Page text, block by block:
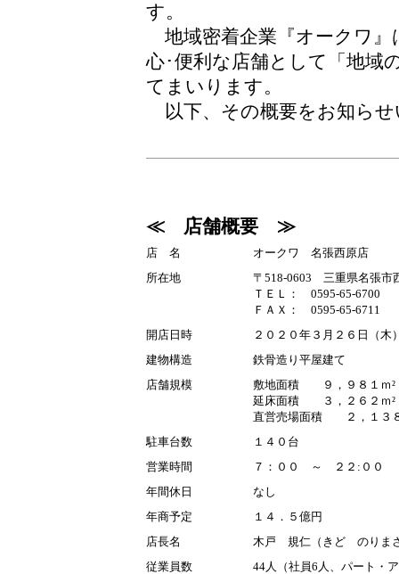
す。
地域密着企業『オークワ』
心･便利な店舗として「地域
てまいります。
以下、その概要をお知らせ
≪ 店舗概要 ≫
店 名
オークワ 名張西原店
所在地
〒518-0603 三重県名張市
ＴＥＬ： 0595-65-6700
ＦＡＸ： 0595-65-6711
開店日時
２０２０年３月２６日（木
建物構造
鉄骨造り平屋建て
店舗規模
敷地面積 ９，９８１ｍ²
延床面積 ３，２６２ｍ²
直営売場面積 ２，１３
駐車台数
１４０台
営業時間
７：００ ～ ２２:００
年間休日
なし
年商予定
１４．５億円
店長名
木戸 規仁（きど のりま
従業員数
44人（社員6人、パート・